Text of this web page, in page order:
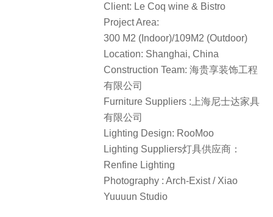
Client: Le Coq wine & Bistro
Project Area:
300 M2 (Indoor)/109M2 (Outdoor)
Location: Shanghai, China
Construction Team: 海贵享装饰工程
有限公司
Furniture Suppliers :上海尼士达家具
有限公司
Lighting Design: RooMoo
Lighting Suppliers灯具供应商：
Renfine Lighting
Photography : Arch-Exist / Xiao
Yuuuun Studio